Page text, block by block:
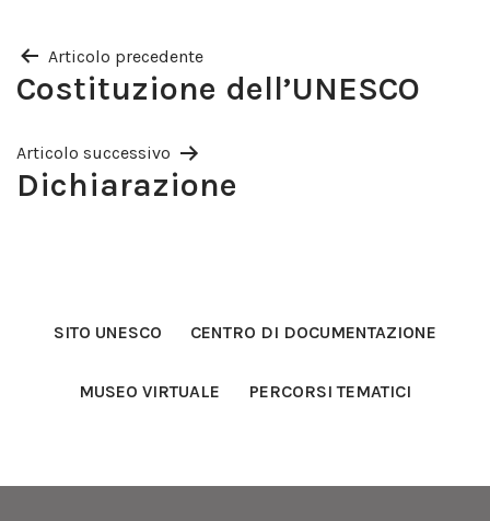
Navigazione
Articolo precedente
Costituzione dell’UNESCO
Articolo successivo
Dichiarazione
SITO UNESCO CENTRO DI DOCUMENTAZIONE
MUSEO VIRTUALE PERCORSI TEMATICI